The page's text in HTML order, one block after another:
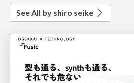
See All by shiro seike